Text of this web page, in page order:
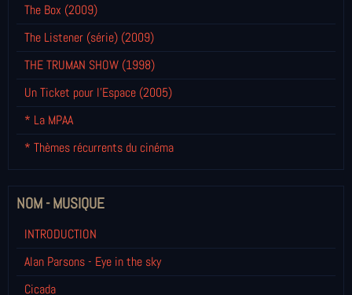
The Box (2009)
The Listener (série) (2009)
THE TRUMAN SHOW (1998)
Un Ticket pour l'Espace (2005)
* La MPAA
* Thèmes récurrents du cinéma
NOM - MUSIQUE
INTRODUCTION
Alan Parsons - Eye in the sky
Cicada